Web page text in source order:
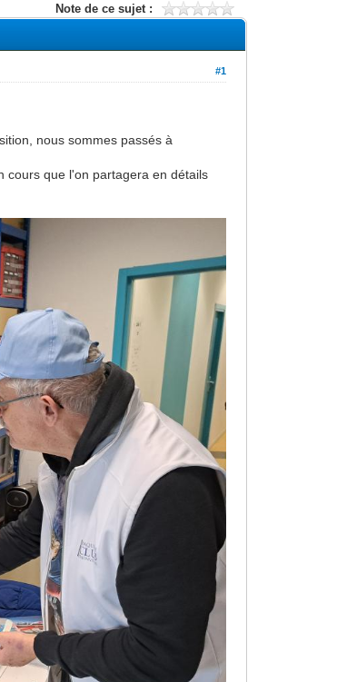
Note de ce sujet :
#1
nous sommes passés à
cours que l'on partagera en détails